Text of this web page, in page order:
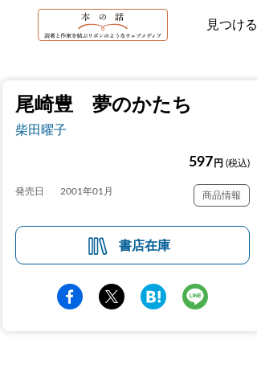
見つける
尾崎豊 夢のかたち
柴田曜子
597 円 (税込)
発売日 2001年01月 商品情報
書店在庫